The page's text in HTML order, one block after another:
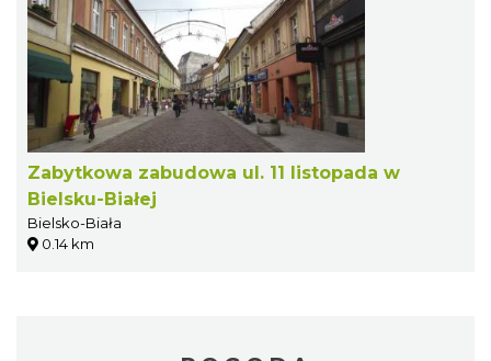
Zabytkowa zabudowa ul. 11 listopada w
Bielsku-Białej
Bielsko-Biała
0.14 km